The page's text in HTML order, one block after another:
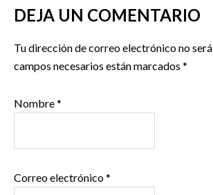
DEJA UN COMENTARIO
Tu dirección de correo electrónico no
campos necesarios están marcados *
Nombre*
Correo electrónico*